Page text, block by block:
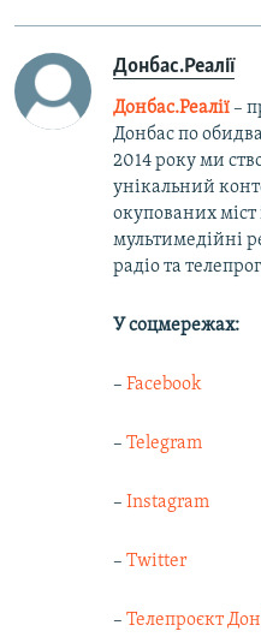
Донбас.Реалії
Донбас.Реалії–
Донбас по
2014 року ми
унікальний
окупованих міст
мультимедійні
радіо та
У соцмережах:
– Facebook
– Telegram
– Instagram
– Twitter
– Телепроєкт